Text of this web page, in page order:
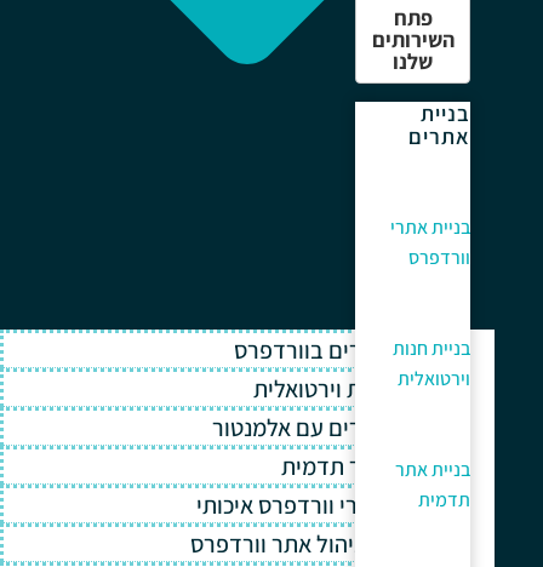
פתח
השירותים
שלנו
בניית
אתרים
בניית אתרי
וורדפרס
בניית חנות
וירטואלית
בניית אתר
תדמית
בניית אתרים בוורדפרס
בניית חנות וירטואלית
בניית אתרים עם אלמנטור
בניית אתר תדמית
אחסון אתרי וורדפרס איכותי
תחזוקה וניהול אתר וורדפרס